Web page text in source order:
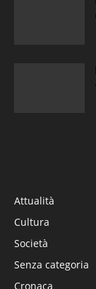
Attualità
Cultura
Società
Senza categoria
Cronaca